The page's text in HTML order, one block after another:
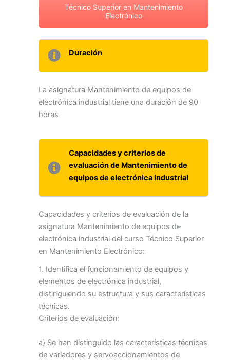
Técnico Superior en Mantenimiento
Electrónico
Duración
La asignatura Mantenimiento de equipos de
electrónica industrial tiene una duración de 90
horas
Capacidades y criterios de
evaluación de Mantenimiento de
equipos de electrónica industrial
Capacidades y criterios de evaluación de la
asignatura Mantenimiento de equipos de
electrónica industrial del curso Técnico Superior
en Mantenimiento Electrónico:
1. Identifica el funcionamiento de equipos y
elementos de electrónica industrial,
distinguiendo su estructura y sus características
técnicas.
Criterios de evaluación:
a) Se han distinguido las características técnicas
de variadores y servoaccionamientos de